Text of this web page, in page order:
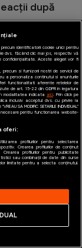
după
identificatorii cookie unici pentru
dvs. făcând clic mai jos, respectiv vă
confidențialitate. Aceste alegeri vor fi
si furnizorii nostri de servicii de
a personaliza continutul si anunturile
functionalitati aferente retelelor de
de art. 15-22 din GDPR in legatura
modalitatea indicata aici. Prin click pe
inclusiv acceptul dvs. cu privire la
SA MODIFIC SETARILE INDIVIDUAL”
necesare pentru functionarea website-
oferi:
profilurilor pentru selectarea
Crearea profilurilor de conținut
profilurilor pentru publicitate
sau combinații de date din surse
limitate pentru a selecta conținutul.